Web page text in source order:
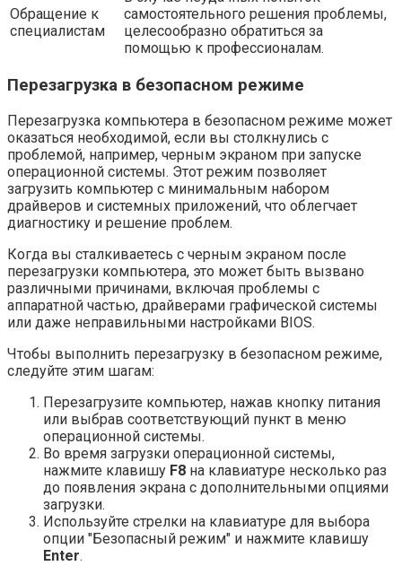
Обращение к
специалистам
самостоятельного решения проблемы,
целесообразно обратиться за
помощью к профессионалам.
Перезагрузка в безопасном режиме
Перезагрузка компьютера в безопасном режиме может
оказаться необходимой, если вы столкнулись с
проблемой, например, черным экраном при запуске
операционной системы. Этот режим позволяет
загрузить компьютер с минимальным набором
драйверов и системных приложений, что облегчает
диагностику и решение проблем.
Когда вы сталкиваетесь с черным экраном после
перезагрузки компьютера, это может быть вызвано
различными причинами, включая проблемы с
аппаратной частью, драйверами графической системы
или даже неправильными настройками BIOS.
Чтобы выполнить перезагрузку в безопасном режиме,
следуйте этим шагам:
Перезагрузите компьютер, нажав кнопку питания
или выбрав соответствующий пункт в меню
операционной системы.
Во время загрузки операционной системы,
нажмите клавишу F8 на клавиатуре несколько раз
до появления экрана с дополнительными опциями
загрузки.
Используйте стрелки на клавиатуре для выбора
опции "Безопасный режим" и нажмите клавишу
Enter.